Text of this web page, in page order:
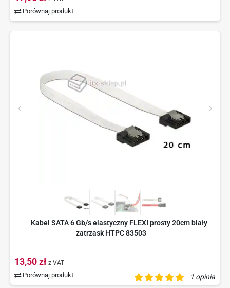
Porównaj produkt
1 opinia
Kabel SATA 6 Gb/s elastyczny FLEXI prosty 20cm biały
zatrzask HTPC 83503
13,50 zł z VAT
Porównaj produkt